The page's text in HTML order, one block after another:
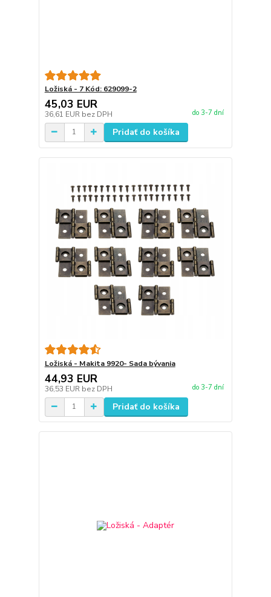
Ložiská - 7 Kód: 629099-2
45,03 EUR
36,61 EUR bez DPH do 3-7 dní
Pridať do košíka
Ložiská - Makita 9920- Sada bývania
44,93 EUR
36,53 EUR bez DPH do 3-7 dní
Pridať do košíka